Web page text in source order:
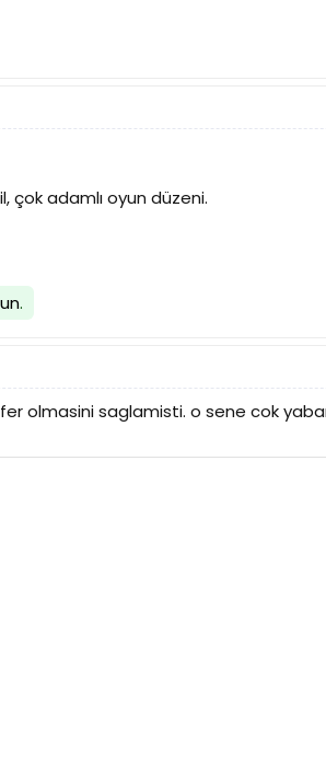
çok adamlı oyun düzeni.
.
olmasini saglamisti. o sene cok